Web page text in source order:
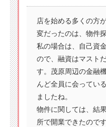
店を始める多くの方
変だったのは、物件
私の場合は、自己資
ので、融資はマスト
す。茂原周辺の金融
んど全員に会ってい
ましたね。
物件に関しては、結
所で開業できたので